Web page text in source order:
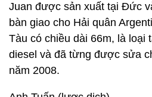
Juan được sản xuất tại Đức
bàn giao cho Hải quân
Tàu có chiều dài 66m, là loại
diesel và đã từng được sửa
năm 2008.